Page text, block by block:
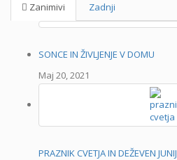
Zanimivi Zadnji
SONCE IN ŽIVLJENJE V DOMU
Maj 20, 2021
PRAZNIK CVETJA IN DEŽEVEN JUNIJ